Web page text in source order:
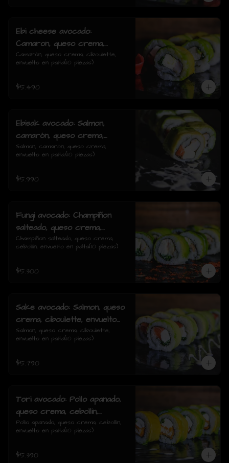
Ebi cheese avocado:
Camaron, queso crema,
ciboulette, envuelto en palta
Camarón, queso crema, ciboulette,
envuelto en palta(10 piezas)
$5.490
Ebisak avocado: Salmon,
camarón, queso crema,
envuelto en palta.
Salmon, camarón, queso crema,
envuelto en palta.(10 piezas)
$5.990
Fungi avocado: Champiñon
salteado, queso crema,
cebollin, envuelto en palta
Champiñon salteado, queso crema,
cebollin, envuelto en palta(10 piezas)
$5.300
Sake avocado: Salmon, queso
crema, ciboulette, envuelto
en palta
Salmon, queso crema, ciboulette,
envuelto en palta(10 piezas)
$5.790
Tori avocado: Pollo apanado,
queso crema, cebollin,
envuelto en palta
Pollo apanado, queso crema, cebollin,
envuelto en palta(10 piezas)
$5.390